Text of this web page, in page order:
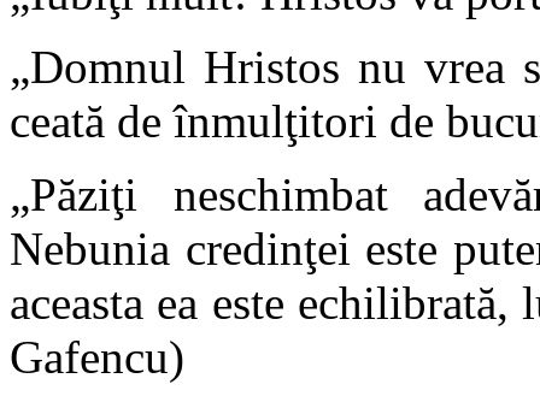
„Domnul Hristos nu vrea
ceată de înmulţitori de
„Păziţi neschimbat
Nebunia credinţei este
aceasta ea este
Gafencu)